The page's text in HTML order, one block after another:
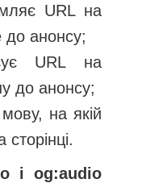
URL на
до анонсу;
URL на
до анонсу;
на якій
і og:audio